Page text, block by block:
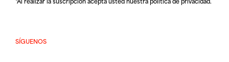
SÍGUENOS